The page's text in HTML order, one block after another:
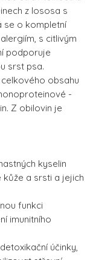
z lososa s
se o kompletní
s citlivým
podporuje
srst psa.
obsahu
-
Z obilovin je
kyselin
a srsti a jejich
funkci
imunitního
účinky,